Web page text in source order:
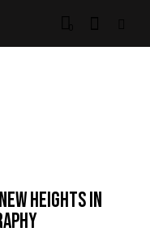
HEIGHTS IN